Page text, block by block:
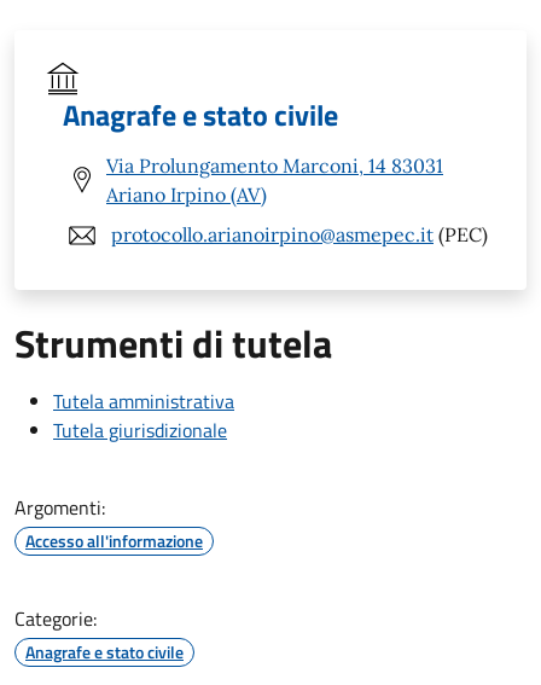
Anagrafe e stato civile
Via Prolungamento Marconi, 14 83031
Ariano Irpino (AV)
protocollo.arianoirpino@asmepec.it (PEC)
Strumenti di tutela
Tutela amministrativa
Tutela giurisdizionale
Argomenti:
Accesso all'informazione
Categorie:
Anagrafe e stato civile